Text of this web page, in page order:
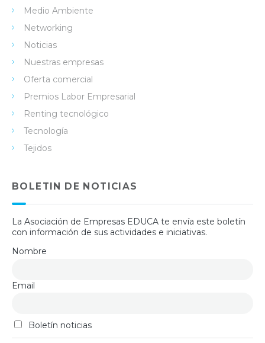
Medio Ambiente
Networking
Noticias
Nuestras empresas
Oferta comercial
Premios Labor Empresarial
Renting tecnológico
Tecnología
Tejidos
BOLETIN DE NOTICIAS
La Asociación de Empresas EDUCA te envía este boletín
con información de sus actividades e iniciativas.
Nombre
Email
Boletín noticias